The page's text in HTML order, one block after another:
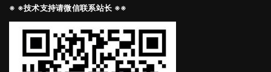
※ ※技术支持请微信联系站长 ※※